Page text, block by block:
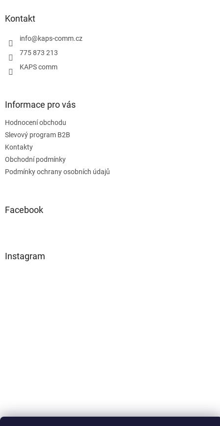
Kontakt
info@kaps-comm.cz
775 873 213
KAPS comm
Informace pro vás
Hodnocení obchodu
Slevový program B2B
Kontakty
Obchodní podmínky
Podmínky ochrany osobních údajů
Facebook
Instagram